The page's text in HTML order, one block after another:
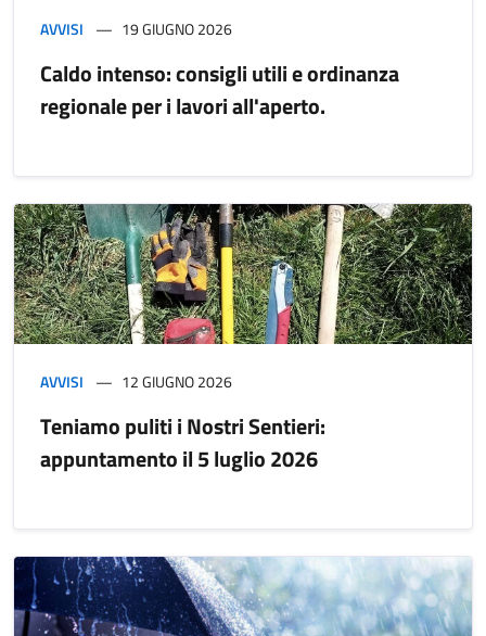
AVVISI 19 GIUGNO 2026
Caldo intenso: consigli utili e ordinanza
regionale per i lavori all'aperto.
AVVISI 12 GIUGNO 2026
Teniamo puliti i Nostri Sentieri:
appuntamento il 5 luglio 2026